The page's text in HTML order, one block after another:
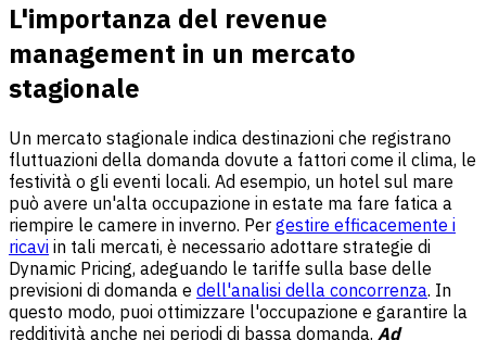
L'importanza del revenue
management in un mercato
stagionale
Un mercato stagionale indica destinazioni che registrano
fluttuazioni della domanda dovute a fattori come il clima, le
festività o gli eventi locali. Ad esempio, un hotel sul mare
può avere un'alta occupazione in estate ma fare fatica a
riempire le camere in inverno. Per gestire efficacemente i
ricavi in tali mercati, è necessario adottare strategie di
Dynamic Pricing, adeguando le tariffe sulla base delle
previsioni di domanda e dell'analisi della concorrenza. In
questo modo, puoi ottimizzare l'occupazione e garantire la
redditività anche nei periodi di bassa domanda. Ad